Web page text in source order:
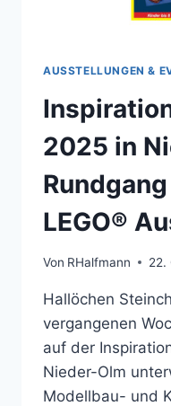
AUSSTELLUNGEN &
2025 in
LEGO®
Von RHalfmann 22.
Hallöchen
vergangenen
auf der
Nieder-Olm
Modellbau- und